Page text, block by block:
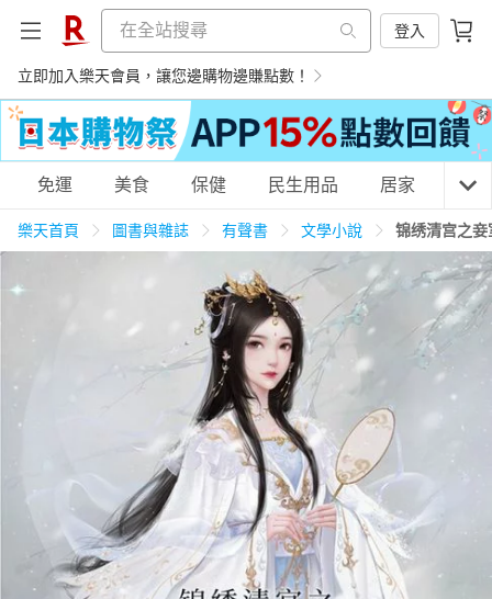
登入
立即加入樂天會員，讓您邊購物邊賺點數！
購物網分類
美食蛋糕 養生保健 民生用品
3C家電 運動休閒
女裝 男裝 化妝保養 情趣用品
日本購物 電子/紙本書
HOT
免運 美食 保健 民生用品 居家 3C
樂天首頁 圖書與雜誌 有聲書 文學小說 锦绣清宫之妾